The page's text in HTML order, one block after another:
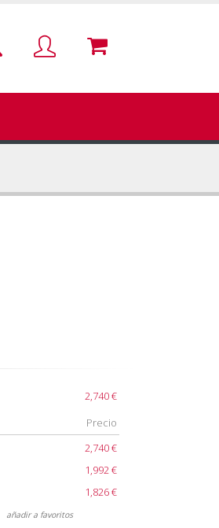
2,740 €
Precio
2,740 €
1,992 €
1,826 €
añadir a favoritos